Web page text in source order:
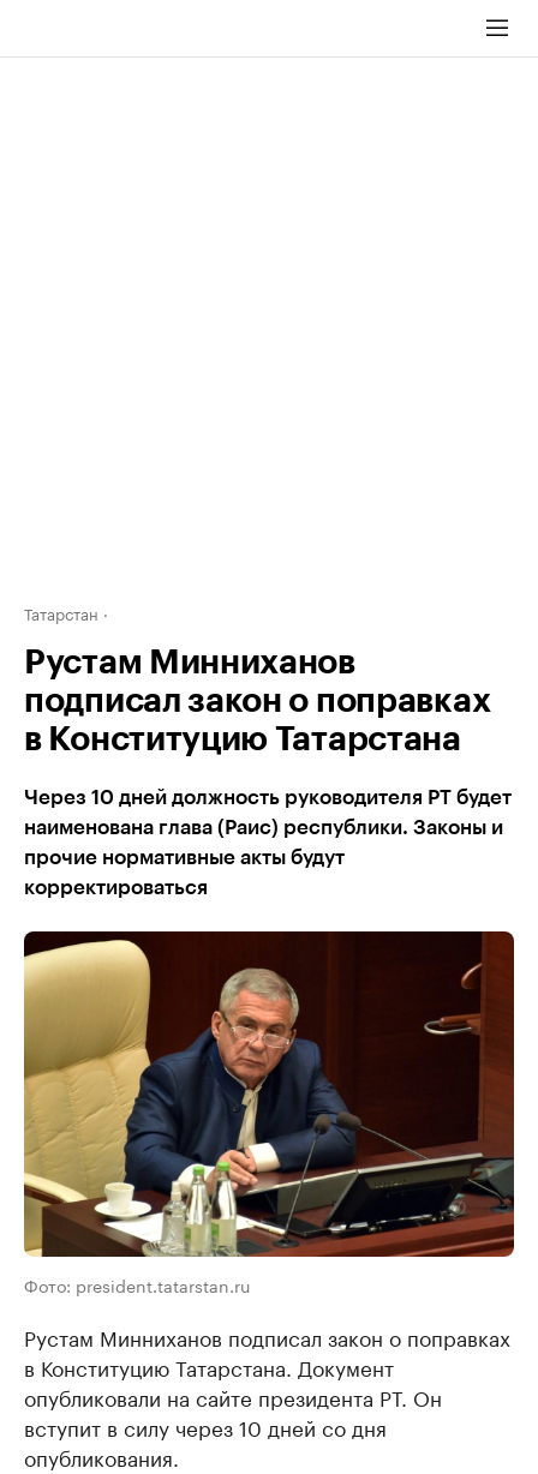
Татарстан
Рустам Минниханов
подписал закон о поправках
в Конституцию Татарстана
Через 10 дней должность руководителя РТ будет
наименована глава (Раис) республики. Законы и
прочие нормативные акты будут
корректироваться
Фото: president.tatarstan.ru
Рустам Минниханов подписал закон о поправках
в Конституцию Татарстана. Документ
опубликовали на сайте президента РТ. Он
вступит в силу через 10 дней со дня
опубликования.